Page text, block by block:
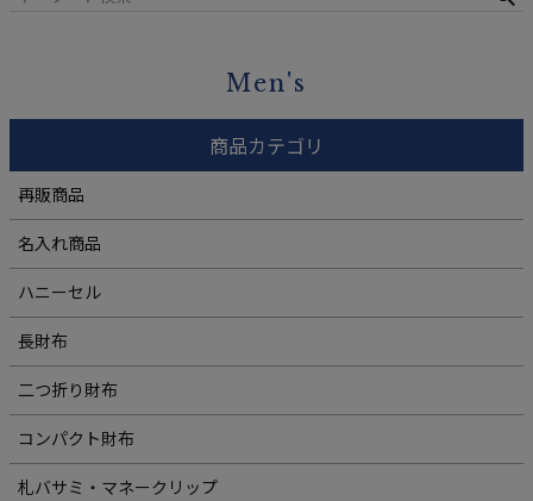
Men's
商品カテゴリ
再販商品
名入れ商品
ハニーセル
長財布
二つ折り財布
コンパクト財布
札バサミ・マネークリップ